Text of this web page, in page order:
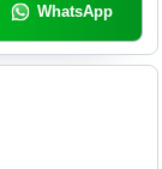
WhatsApp